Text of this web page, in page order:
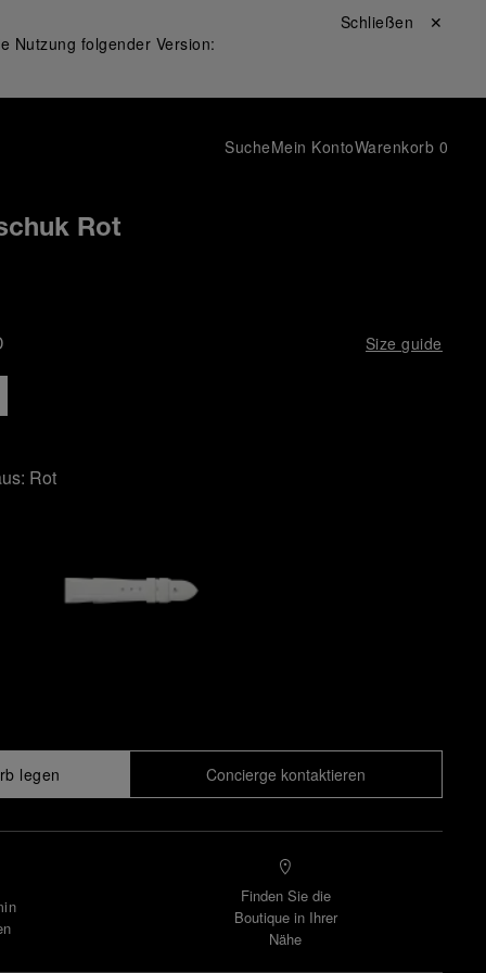
Nutzung folgender Version:
Schließen ✕
SucheMein KontoWarenkorb 0
Rot
Size guide
Rot
legen Concierge kontaktieren
Finden Sie die
Boutique in Ihrer
Nähe